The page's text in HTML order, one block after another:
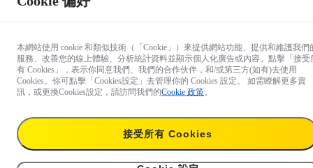
本網站使用 cookie 和類似技術（「Cookie」）來提供網站功能、提供和維護我們
服務、改善您的線上體驗、分析統計資料並顯示個人化廣告或內容。點擊「接受
有 Cookies」，表示你同意我們、我們的合作伙伴，和/或第三方(如有)去使用
Cookies。你可點擊「Cookies設定」去管理你的 Cookies 設定。 如需瞭解更多資
訊，或更換Cookies設定，請訪問我們的Cookie 政策。
接受所有 Cookies